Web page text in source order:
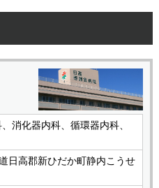
消化器内科、循環器内科、
日高郡新ひだか町静内こうせ